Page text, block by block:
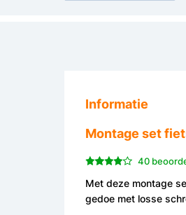
Informatie
Montage set
40
Met deze montage
gedoe met losse